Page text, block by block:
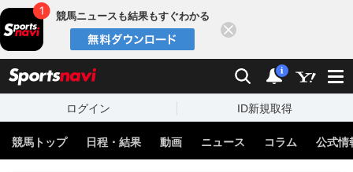
競馬ニュースも結果もすぐわかる
検索 通知
i
ログイン ID新規取得
競馬トップ 日程・結果 動画 ニュース コラム 公式情